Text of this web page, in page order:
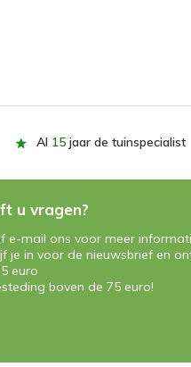
Al 15 jaar de tuinspecialist
u vragen?
e-mail ons voor meer
je in voor de nieuwsbrief en
euro
boven de 75 euro!